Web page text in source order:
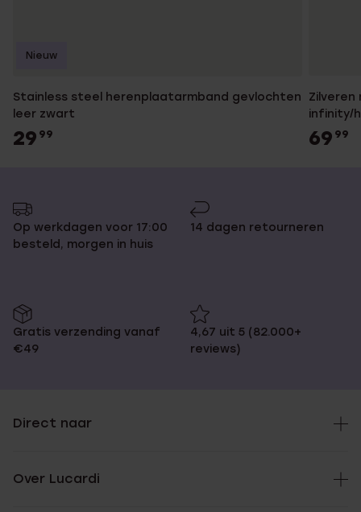
Stainless steel herenplaatarmband gevlochten
leer zwart
29 99
Nieuw
Zilveren
infinity/
69 99
Op werkdagen voor 17:00
besteld, morgen in huis
14 dagen retourneren
Gratis verzending vanaf
€49
4,67 uit 5 (82.000+
reviews)
Direct naar
Over Lucardi